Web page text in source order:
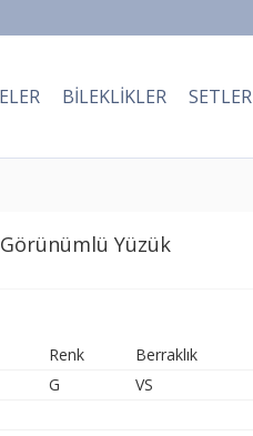
BILEKLIKLER SETLER
Yüzük
Renk
Berraklık
G
VS